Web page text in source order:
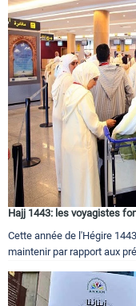
Hajj 1443: les voyagistes
Cette année de l'Hégire
maintenir par rapport aux